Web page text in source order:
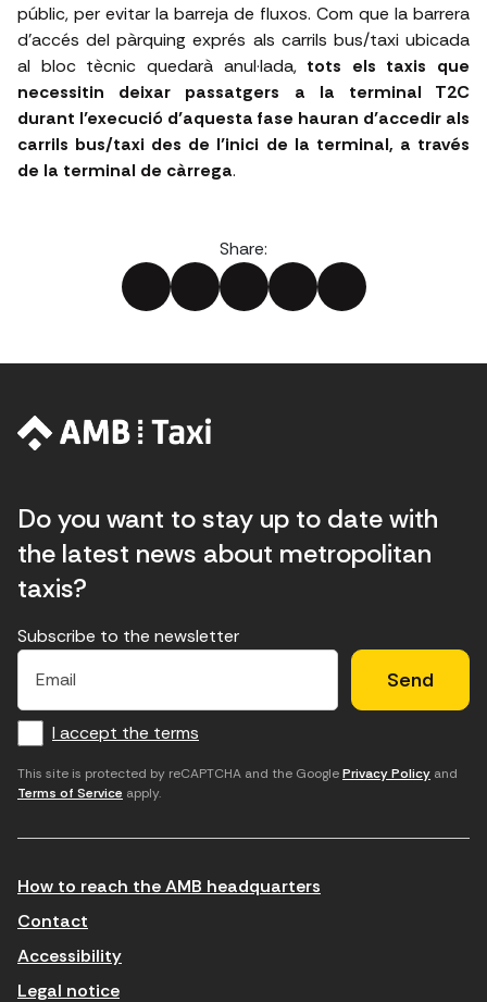
públic, per evitar la barreja de fluxos. Com que la barrera
d’accés del pàrquing exprés als carrils bus/taxi ubicada
al bloc tècnic quedarà anul·lada, tots els taxis que
necessitin deixar passatgers a la terminal T2C
durant l’execució d’aquesta fase hauran d’accedir als
carrils bus/taxi des de l’inici de la terminal, a través
de la terminal de càrrega.
Share:
Do you want to stay up to date with
the latest news about metropolitan
taxis?
E
f
o
r
m
i
t
r
E
c
a
m
p
r
e
u
H
u
d
'
a
e
t
a
×
Subscribe to the newsletter
E
a
i
l
I accept the terms
This site is protected by reCAPTCHA and the GooglePrivacy Policy and
Terms of Service apply.
How to reach the AMB headquarters
Contact
Accessibility
Legal notice